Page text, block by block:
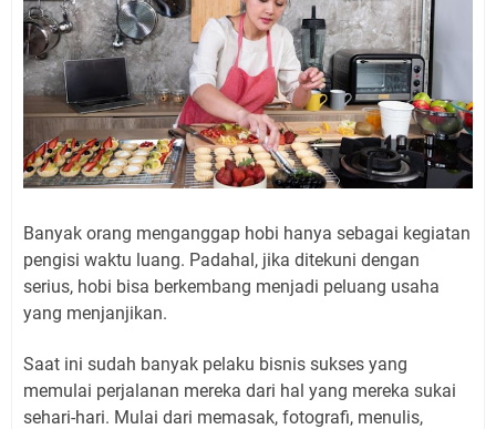
Banyak orang menganggap hobi hanya sebagai kegiatan
pengisi waktu luang. Padahal, jika ditekuni dengan
serius, hobi bisa berkembang menjadi peluang usaha
yang menjanjikan.
Saat ini sudah banyak pelaku bisnis sukses yang
memulai perjalanan mereka dari hal yang mereka sukai
sehari-hari. Mulai dari memasak, fotografi, menulis,